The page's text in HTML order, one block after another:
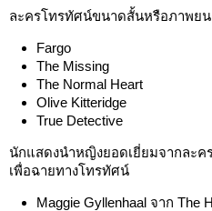
ละครโทรทัศน์ขนาดสั้นหรือภาพย
Fargo
The Missing
The Normal Heart
Olive Kitteridge
True Detective
นักแสดงนำหญิงยอดเยี่ยมจากละ
เพื่อฉายทางโทรทัศน์
Maggie Gyllenhaal จาก The